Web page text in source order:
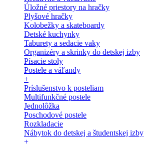
Úložné priestory na hračky
Plyšové hračky
Kolobežky a skateboardy
Detské kuchynky
Taburety a sedacie vaky
Organizéry a skrinky do detskej izby
Písacie stoly
Postele a váľandy
+
Príslušenstvo k posteliam
Multifunkčné postele
Jednolôžka
Poschodové postele
Rozkladacie
Nábytok do detskej a študentskej izby
+